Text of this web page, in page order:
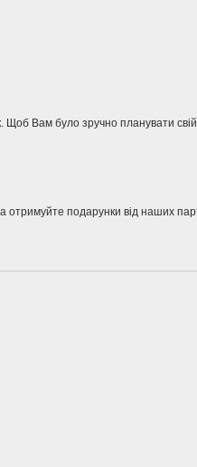
Вам було зручно планувати свій
отримуйте подарунки від наших